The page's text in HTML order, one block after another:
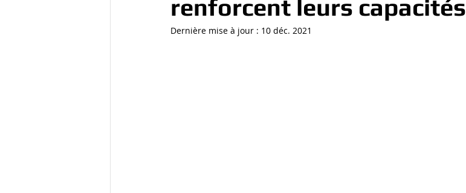
renforcent leurs capacités
Dernière mise à jour : 10 déc. 2021